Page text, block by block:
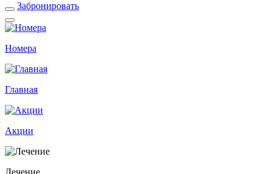
Забронировать
Номера
Главная
Акции
Лечение